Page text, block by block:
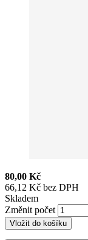
80,00 Kč
66,12 Kč bez DPH
Skladem
Změnit počet
Vložit do košíku